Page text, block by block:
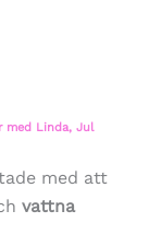
med Linda, Jul
med att
vattna